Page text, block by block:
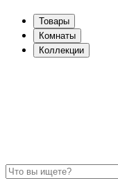
Товары
Комнаты
Коллекции